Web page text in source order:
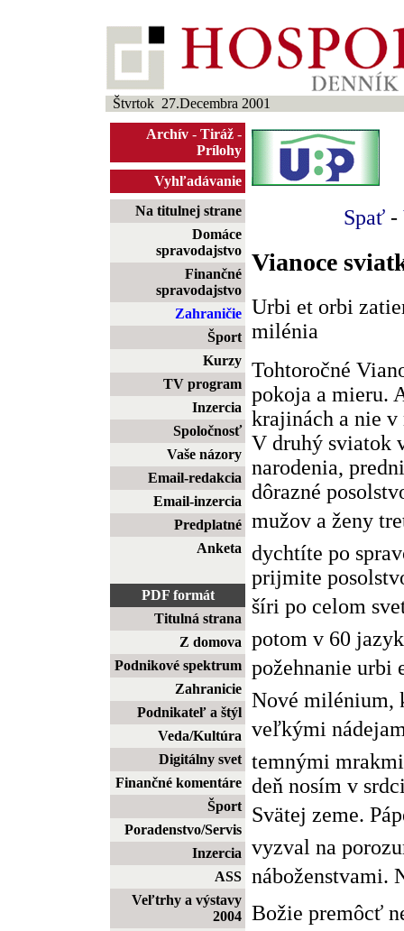
Štvrtok 27.Decembra 2001
Archív - Tiráž -
Prílohy
Vyhľadávanie
Na titulnej strane
Domáce
spravodajstvo
Finančné
spravodajstvo
Zahraničie
Šport
Kurzy
TV program
Inzercia
Spoločnosť
Vaše názory
Email-redakcia
Email-inzercia
Predplatné
Anketa
PDF formát
Titulná strana
Z domova
Podnikové spektrum
Zahranicie
Podnikateľ a štýl
Veda/Kultúra
Digitálny svet
Finančné komentáre
Šport
Poradenstvo/Servis
Inzercia
ASS
Veľtrhy a výstavy
2004
Spať -
Vianoce
Urbi et orbi
milénia
Tohtoročné
pokoja a mieru.
krajinách a nie
V druhý sviatok
narodenia,
dôrazné
mužov a ženy
dychtíte po
prijmite
šíri po celom
potom v 60
požehnanie urbi
Nové milénium,
veľkými
temnými
deň nosím v
Svätej zeme.
vyzval na
náboženstvami.
Božie premôcť